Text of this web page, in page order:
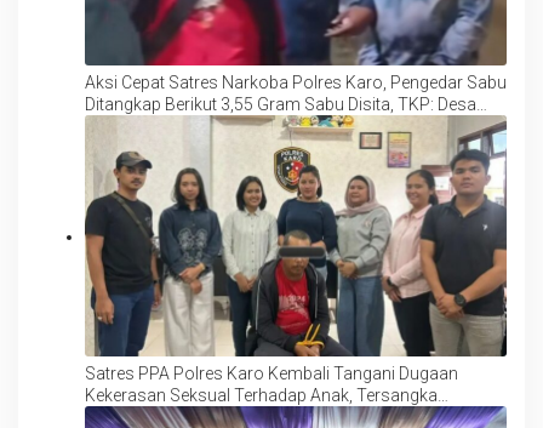
Aksi Cepat Satres Narkoba Polres Karo, Pengedar Sabu
Ditangkap Berikut 3,55 Gram Sabu Disita, TKP: Desa
Satres PPA Polres Karo Kembali Tangani Dugaan
Kekerasan Seksual Terhadap Anak, Tersangka
Langsung Ditahan!